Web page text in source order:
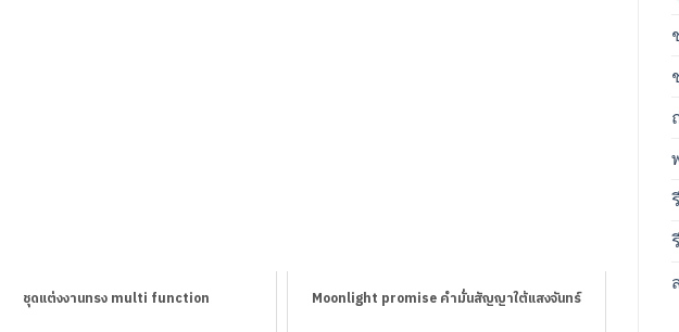
ชุดแต่งงานทรง​ multi function Moonlight promise คำมั่นสัญญาใต้แสงจันทร์